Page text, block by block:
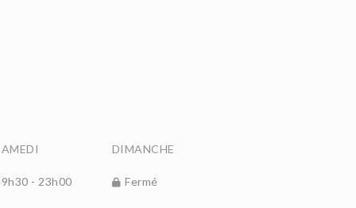
- 23h00
DIMANCHE
Fermé